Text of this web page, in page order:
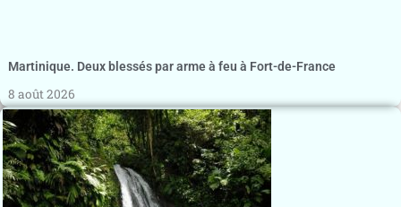
Martinique. Deux blessés par arme à feu à Fort-de-France
8 août 2026